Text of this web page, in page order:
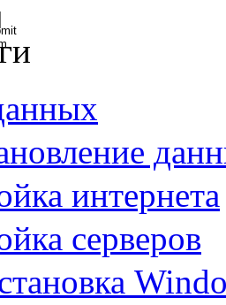
интернета
серверов